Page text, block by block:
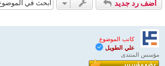
أضف رد جديد
كاتب الموضوع
علي الطويل
مؤسس المنتدى